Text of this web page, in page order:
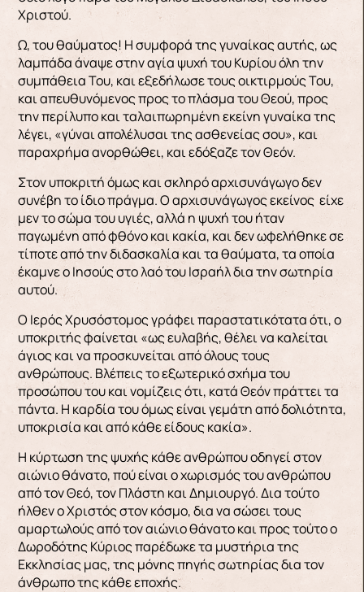
Χριστού.
Ω, του θαύματος! Η συμφορά της γυναίκας αυτής, ως
λαμπάδα άναψε στην αγία ψυχή του Κυρίου όλη την
συμπάθεια Του, και εξεδήλωσε τους οικτιρμούς Του,
και απευθυνόμενος προς το πλάσμα του Θεού, προς
την περίλυπο και ταλαιπωρημένη εκείνη γυναίκα της
λέγει, «γύναι απολέλυσαι της ασθενείας σου», και
παραχρήμα ανορθώθει, και εδόξαζε τον Θεόν.
Στον υποκριτή όμως και σκληρό αρχισυνάγωγο δεν
συνέβη το ίδιο πράγμα. Ο αρχισυνάγωγος εκείνος είχε
μεν το σώμα του υγιές, αλλά η ψυχή του ήταν
παγωμένη από φθόνο και κακία, και δεν ωφελήθηκε σε
τίποτε από την διδασκαλία και τα θαύματα, τα οποία
έκαμνε ο Ιησούς στο λαό του Ισραήλ δια την σωτηρία
αυτού.
Ο Ιερός Χρυσόστομος γράφει παραστατικότατα ότι, ο
υποκριτής φαίνεται «ως ευλαβής, θέλει να καλείται
άγιος και να προσκυνείται από όλους τους
ανθρώπους. Βλέπεις το εξωτερικό σχήμα του
προσώπου του και νομίζεις ότι, κατά Θεόν πράττει τα
πάντα. Η καρδία του όμως είναι γεμάτη από δολιότητα,
υποκρισία και από κάθε είδους κακία».
Η κύρτωση της ψυχής κάθε ανθρώπου οδηγεί στον
αιώνιο θάνατο, πού είναι ο χωρισμός του ανθρώπου
από τον Θεό, τον Πλάστη και Δημιουργό. Δια τούτο
ήλθεν ο Χριστός στον κόσμο, δια να σώσει τους
αμαρτωλούς από τον αιώνιο θάνατο και προς τούτο ο
Δωροδότης Κύριος παρέδωκε τα μυστήρια της
Εκκλησίας μας, της μόνης πηγής σωτηρίας δια τον
άνθρωπο της κάθε εποχής.